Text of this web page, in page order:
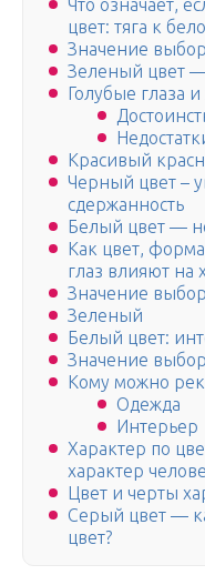
Что означает,
цвет: тяга к
Значение
Зеленый цвет
Голубые глаза
Красивый
Черный цвет –
сдержанность
Белый цвет —
Как цвет,
глаз влияют на
Значение
Зеленый
Белый цвет:
Значение
Кому можно
Одежда
Интерьер
Характер по
характер
Цвет и черты
Серый цвет —
цвет?